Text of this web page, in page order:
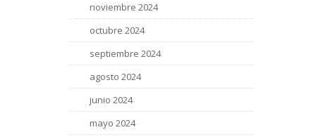
noviembre 2024
octubre 2024
septiembre 2024
agosto 2024
junio 2024
mayo 2024